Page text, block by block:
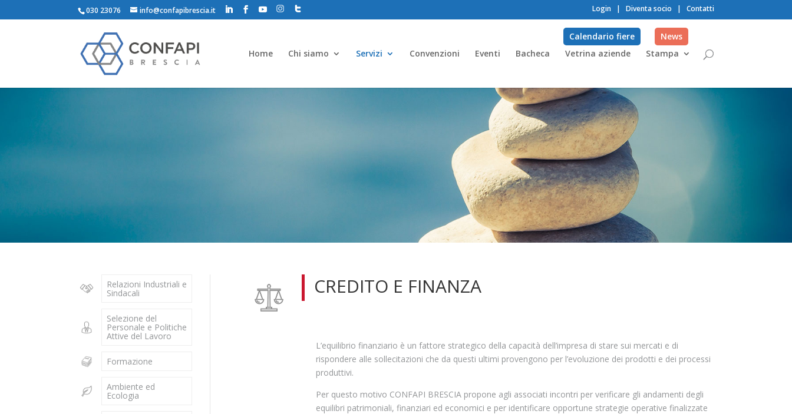
030 23076 info@confapibrescia.it Login | Diventa socio | Contatti
Home Chi siamo Servizi Convenzioni Eventi Bacheca Vetrina aziende Stampa
Calendario fiere News
Relazioni Industriali e
Sindacali
Selezione del
Personale e Politiche
Attive del Lavoro
Formazione
Ambiente ed
Ecologia
CREDITO E FINANZA
L’equilibrio finanziario è un fattore strategico della capacità dell’impresa di stare sui mercati e di
rispondere alle sollecitazioni che da questi ultimi provengono per l’evoluzione dei prodotti e dei processi
produttivi.
Per questo motivo CONFAPI BRESCIA propone agli associati incontri per verificare gli andamenti degli
equilibri patrimoniali, finanziari ed economici e per identificare opportune strategie operative finalizzate